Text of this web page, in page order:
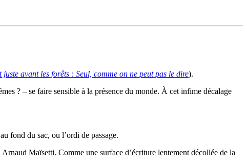
juste avant les forêts : Seul, comme on ne peut pas le dire).
? – se faire sensible à la présence du monde. À cet infime décalage
fond du sac, ou l’ordi de passage.
Maïsetti. Comme une surface d’écriture lentement décollée de la